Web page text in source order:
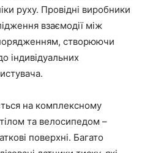
руху. Провідні виробники
взаємодії між
створюючи
індивідуальних
на комплексному
та велосипедом –
поверхні. Багато